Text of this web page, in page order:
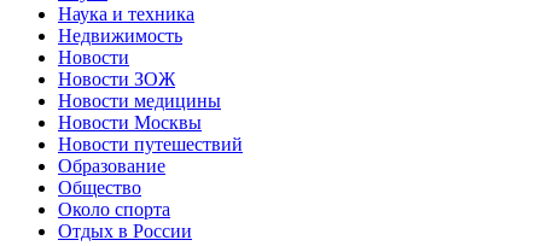
Наука и техника
Недвижимость
Новости
Новости ЗОЖ
Новости медицины
Новости Москвы
Новости путешествий
Образование
Общество
Около спорта
Отдых в России